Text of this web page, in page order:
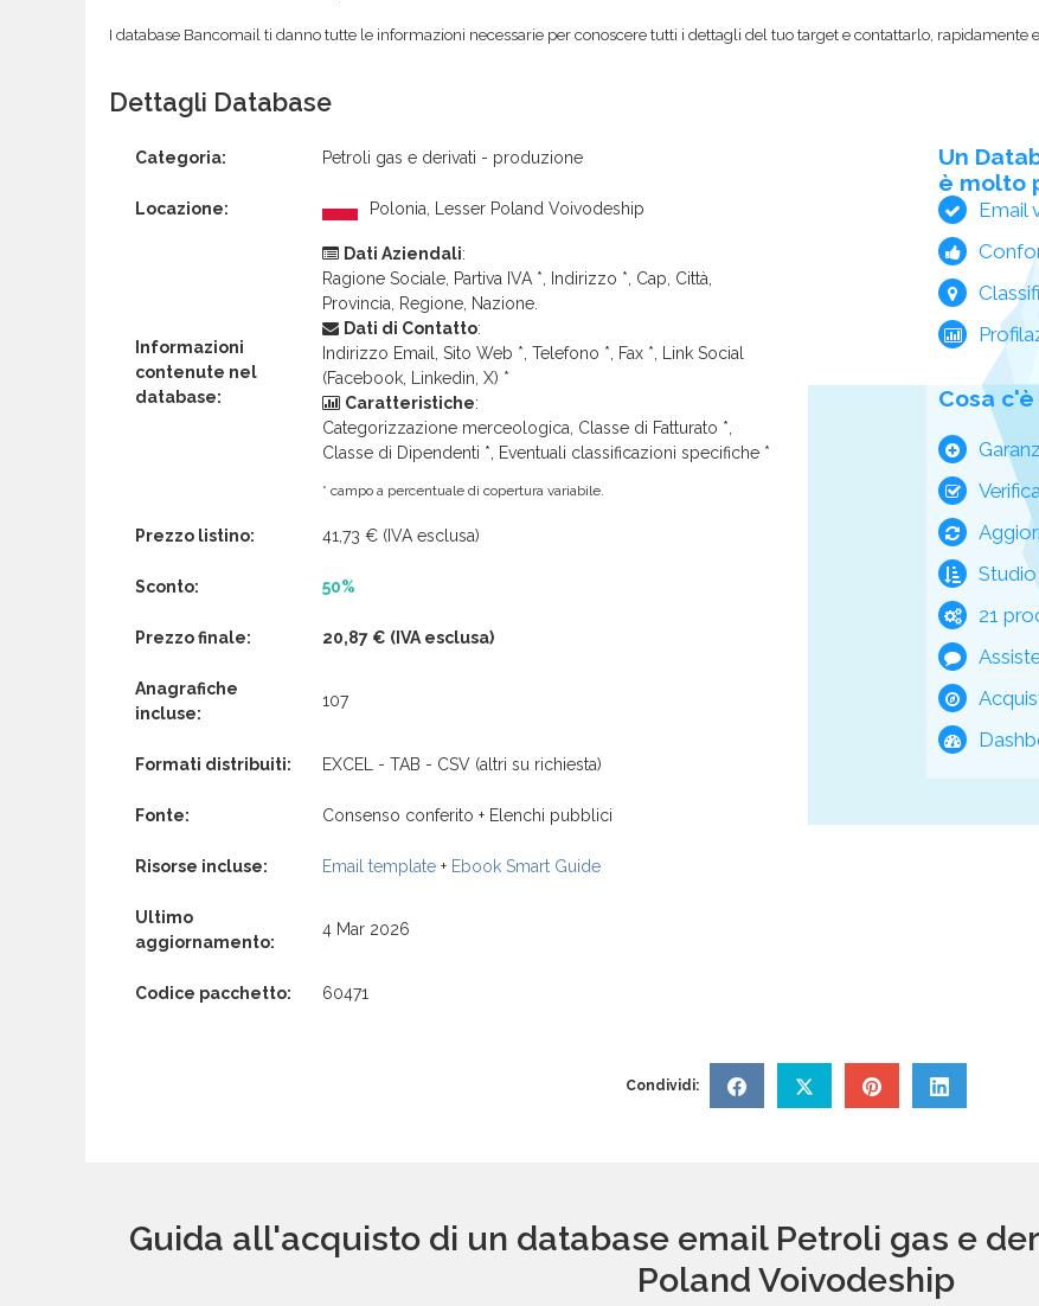
I database Bancomail ti danno tutte le informazioni necessarie per conoscere tutti i dettagli del tuo target e contattarlo, rapidamente
Dettagli Database
Categoria: Petroli gas e derivati - produzione
Locazione: Polonia, Lesser Poland Voivodeship
Informazioni
contenute nel
database:
Dati Aziendali:
Ragione Sociale, Partiva IVA *, Indirizzo *, Cap, Città,
Provincia, Regione, Nazione.
Dati di Contatto:
Indirizzo Email, Sito Web *, Telefono *, Fax *, Link Social
(Facebook, Linkedin, X) *
Caratteristiche:
Categorizzazione merceologica, Classe di Fatturato *,
Classe di Dipendenti *, Eventuali classificazioni specifiche *
* campo a percentuale di copertura variabile.
Prezzo listino: 41,73 € (IVA esclusa)
Sconto: 50%
Prezzo finale: 20,87 € (IVA esclusa)
Anagrafiche
incluse:
107
Formati distribuiti: EXCEL - TAB - CSV (altri su richiesta)
Fonte: Consenso conferito + Elenchi pubblici
Risorse incluse: Email template + Ebook Smart Guide
Ultimo
aggiornamento:
4 Mar 2026
Codice pacchetto: 60471
Un
è molto
Email
Cosa
21
Condividi:
Guida all'acquisto di un database email Petroli gas e
Poland Voivodeship